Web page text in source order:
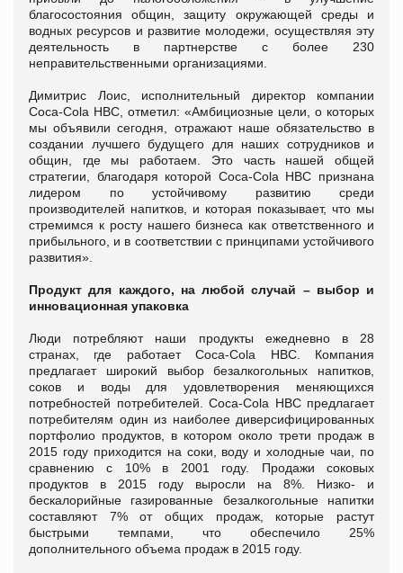
благосостояния общин, защиту окружающей среды и
водных ресурсов и развитие молодежи, осуществляя эту
деятельность в партнерстве с более 230
неправительственными организациями.
Димитрис Лоис, исполнительный директор компании
Coca-Cola HBC, отметил: «Амбициозные цели, о которых
мы объявили сегодня, отражают наше обязательство в
создании лучшего будущего для наших сотрудников и
общин, где мы работаем. Это часть нашей общей
стратегии, благодаря которой Coca-Cola HBC признана
лидером по устойчивому развитию среди
производителей напитков, и которая показывает, что мы
стремимся к росту нашего бизнеса как ответственного и
прибыльного, и в соответствии с принципами устойчивого
развития».
Продукт для каждого, на любой случай – выбор и
инновационная упаковка
Люди потребляют наши продукты ежедневно в 28
странах, где работает Coca-Cola HBC. Компания
предлагает широкий выбор безалкогольных напитков,
соков и воды для удовлетворения меняющихся
потребностей потребителей. Coca-Cola HBC предлагает
потребителям один из наиболее диверсифицированных
портфолио продуктов, в котором около трети продаж в
2015 году приходится на соки, воду и холодные чаи, по
сравнению с 10% в 2001 году. Продажи соковых
продуктов в 2015 году выросли на 8%. Низко- и
бескалорийные газированные безалкогольные напитки
составляют 7% от общих продаж, которые растут
быстрыми темпами, что обеспечило 25%
дополнительного объема продаж в 2015 году.